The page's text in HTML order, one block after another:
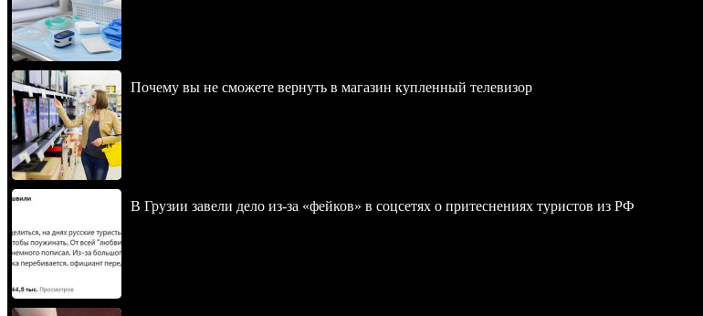
Почему вы не сможете вернуть в магазин купленный телевизор
В Грузии завели дело из-за «фейков» в соцсетях о притеснениях туристов из РФ